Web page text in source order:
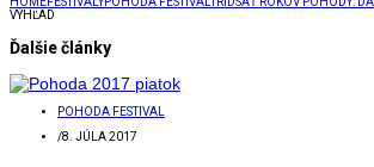
VÝHĽAD
Ďalšie články
POHODA FESTIVAL
/8. JÚLA 2017